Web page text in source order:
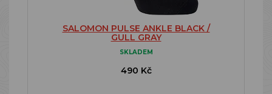
SALOMON PULSE ANKLE BLACK /
GULL GRAY
SKLADEM
490 Kč